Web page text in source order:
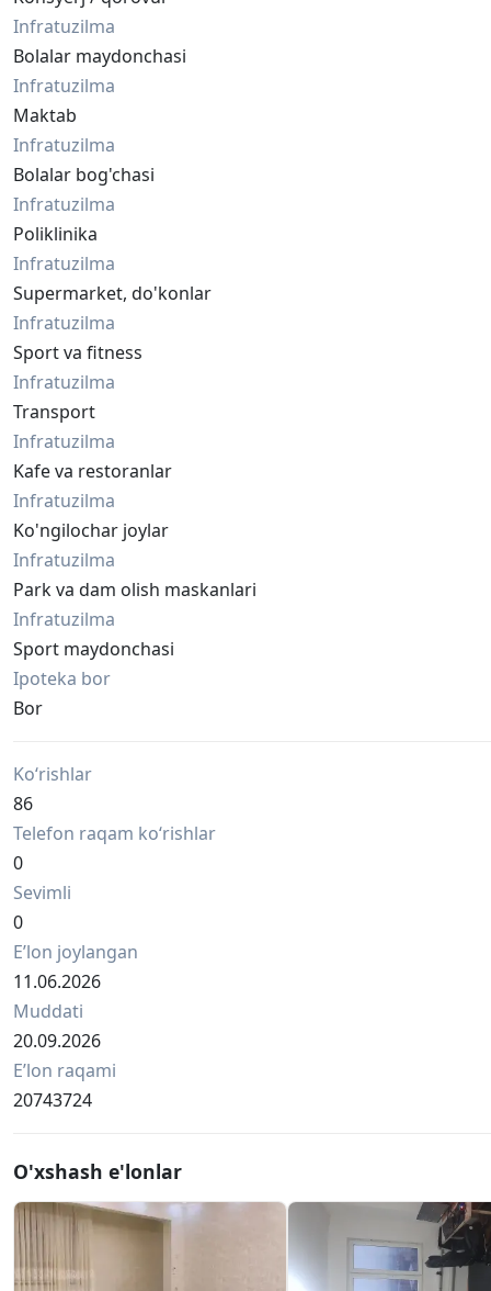
Infratuzilma
Bolalar maydonchasi
Infratuzilma
Maktab
Infratuzilma
Bolalar bog'chasi
Infratuzilma
Poliklinika
Infratuzilma
Supermarket, do'konlar
Infratuzilma
Sport va fitness
Infratuzilma
Transport
Infratuzilma
Kafe va restoranlar
Infratuzilma
Ko'ngilochar joylar
Infratuzilma
Park va dam olish maskanlari
Infratuzilma
Sport maydonchasi
Ipoteka bor
Bor
Ko‘rishlar
86
Telefon raqam ko‘rishlar
0
Sevimli
0
Eʼlon joylangan
11.06.2026
Muddati
20.09.2026
Eʼlon raqami
20743724
O'xshash e'lonlar